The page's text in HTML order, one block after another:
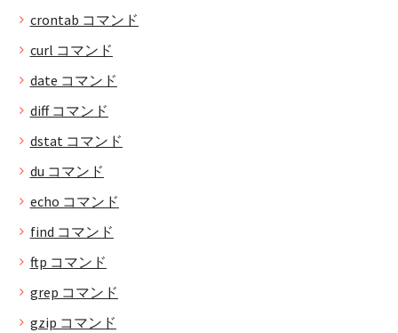
crontab コマンド
curl コマンド
date コマンド
diff コマンド
dstat コマンド
du コマンド
echo コマンド
find コマンド
ftp コマンド
grep コマンド
gzip コマンド